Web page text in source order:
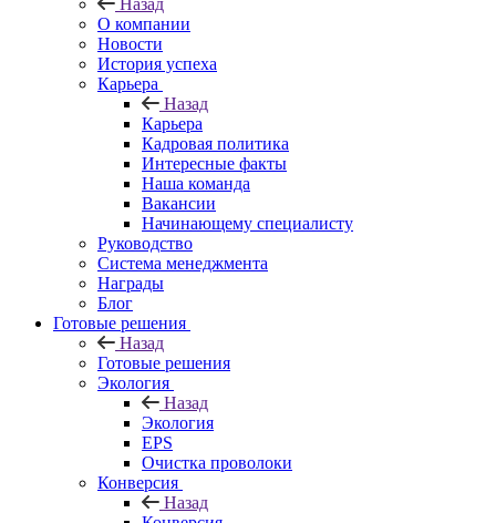
Назад
О компании
Новости
История успеха
Карьера
Назад
Карьера
Кадровая политика
Интересные факты
Наша команда
Вакансии
Начинающему специалисту
Руководство
Система менеджмента
Награды
Блог
Готовые решения
Назад
Готовые решения
Экология
Назад
Экология
EPS
Очистка проволоки
Конверсия
Назад